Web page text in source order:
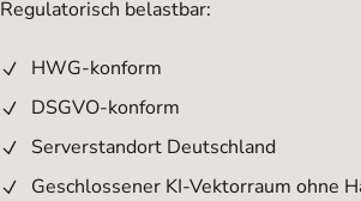
Regulatorisch belastbar:
HWG-konform
DSGVO-konform
Serverstandort Deutschland
Geschlossener KI-Vektorraum ohne